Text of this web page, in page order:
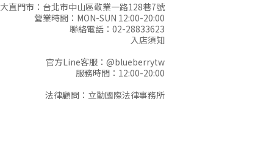
大直門市：台北市中山區敬業一路128巷7號
營業時間：MON-SUN 12:00-20:00
聯絡電話：02-28833623
入店須知
官方Line客服： @blueberrytw
服務時間：12:00-20:00
法律顧問：立勤國際法律事務所